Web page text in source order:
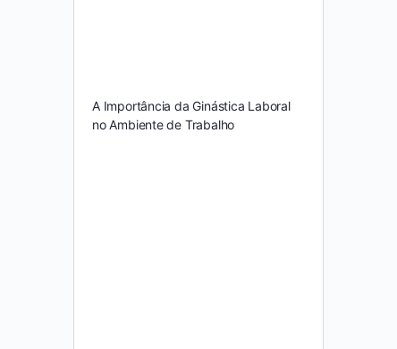
A Importância da Ginástica Laboral
no Ambiente de Trabalho